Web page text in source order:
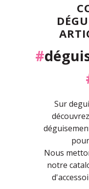
#
Sur
Nous
notre